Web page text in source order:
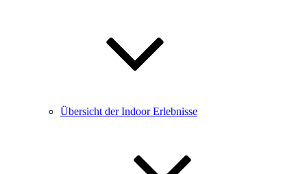
Übersicht der Indoor Erlebnisse